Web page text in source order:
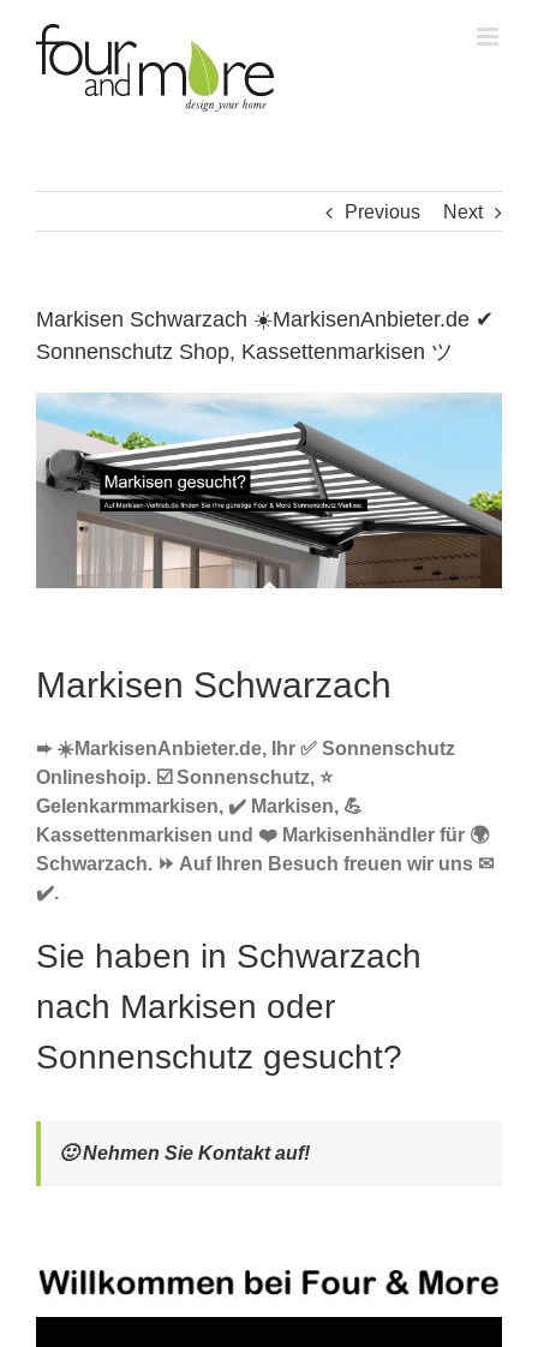
content
Previous Next
Markisen Schwarzach ☀️MarkisenAnbieter.de ✔
Sonnenschutz Shop, Kassettenmarkisen ツ
Markisen Schwarzach
➨ ☀️MarkisenAnbieter.de, Ihr ✅ Sonnenschutz
Onlineshoip. ☑️ Sonnenschutz, ⭐
Gelenkarmmarkisen, ✔️ Markisen, 💪
Kassettenmarkisen und ❤️ Markisenhändler für 🌍
Schwarzach. ⏩ Auf Ihren Besuch freuen wir uns ✉
✔️.
Sie haben in Schwarzach
nach Markisen oder
Sonnenschutz gesucht?
🙂 Nehmen Sie Kontakt auf!